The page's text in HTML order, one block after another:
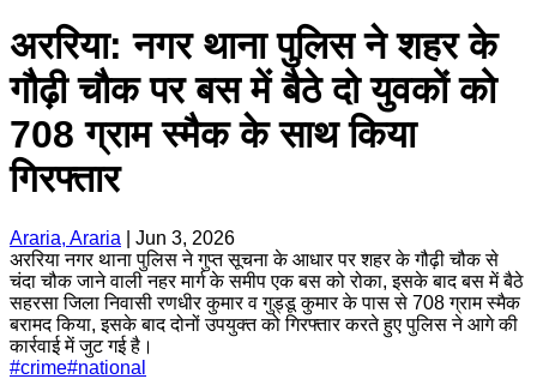
अररिया: नगर थाना पुलिस ने शहर के
गौढ़ी चौक पर बस में बैठे दो युवकों को
708 ग्राम स्मैक के साथ किया
गिरफ्तार
Araria, Araria
Jun 3, 2026
अररिया नगर थाना पुलिस ने गुप्त सूचना के आधार पर शहर के गौढ़ी चौक से
चंदा चौक जाने वाली नहर मार्ग के समीप एक बस को रोका, इसके बाद बस में बैठे
सहरसा जिला निवासी रणधीर कुमार व गुड्डू कुमार के पास से 708 ग्राम स्मैक
बरामद किया, इसके बाद दोनों उपयुक्त को गिरफ्तार करते हुए पुलिस ने आगे की
कार्रवाई में जुट गई है।
#crime#national